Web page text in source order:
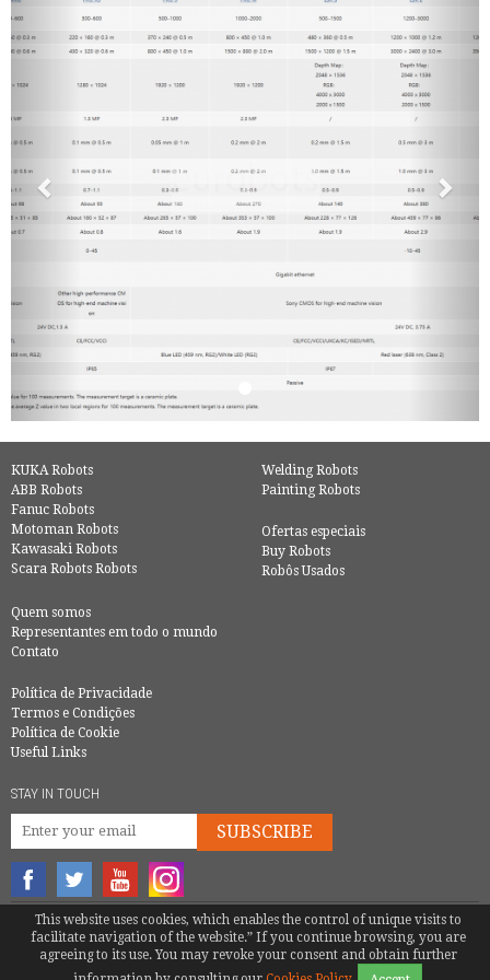
KUKA Robots
ABB Robots
Fanuc Robots
Motoman Robots
Kawasaki Robots
Scara Robots Robots
Welding Robots
Painting Robots
Ofertas especiais
Buy Robots
Robôs Usados
Quem somos
Representantes em todo o mundo
Contato
Política de Privacidade
Termos e Condições
Política de Cookie
Useful Links
STAY IN TOUCH
SUBSCRIBE
© COPYRIGHT 2016 - EUROBOTS | ALL RIGHTS RESERVED
TEL.+34 600 987 748|MATTEOTENTI@EUROBOTS.NET
This website uses cookies, which enables the control of unique visits to
facilitate navigation of the website.” If you continue browsing, you are
agreeing to its use. You may revoke your consent and obtain further